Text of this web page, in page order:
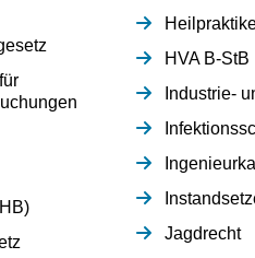
HVA B-StB
Industrie-
Jagdrecht